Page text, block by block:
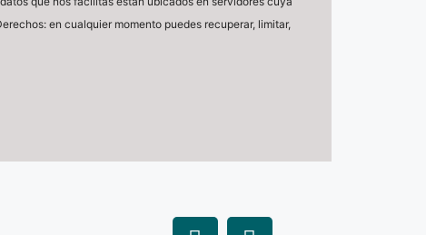
en cualquier momento puedes recuperar, limitar,